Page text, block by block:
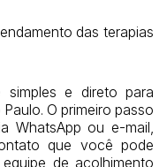
das terapias
simples e direto para
O primeiro passo
WhatsApp ou e-mail,
que você pode
de acolhimento